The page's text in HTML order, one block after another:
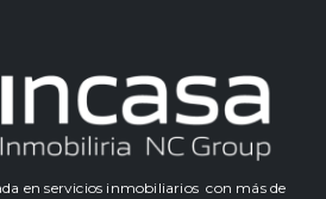
en servicios inmobiliarios con más de